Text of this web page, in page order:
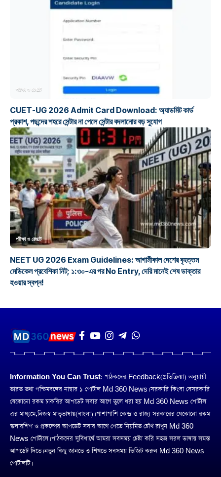
পরীক্ষা ও রেজাল্ট
CUET-UG 2026 Admit Card Download: অ্যাডমিট কার্ড
প্রকাশ, পছন্দের শহরে সেন্টার না পেলে সেন্টার বদলানোর বড় সুযোগ
পরীক্ষা ও রেজাল্ট
NEET UG 2026 Exam Guidelines: আগামীকাল দেশের বৃহত্তম
মেডিকেল প্রবেশিকা নিট; ১:৩০-এর পর No Entry, দেরি মানেই শেষ ডাক্তার
হওয়ার স্বপ্ন!
Information You Can Trust: পাঠকদের Feedback(প্রতিক্রিয়া) অনুয়ায়ী
ভারত তথা পশ্চিমবঙ্গের নাম্বার ১ পোর্টাল Md 360 News। সরকারি কিংবা বেসরকারি
যেকোনো রকম চাকরির আপডেট সবার আগে তুলে ধরা হয় Md 360 News পোর্টাল
এর মাধ্যমে,নিজস্ব মাতৃভাষায়(বাংলা)। পাশাপাশি কেন্দ্র ও রাজ্য সরকারের যেকোনো রকম
স্কলারশিপ ও প্রকল্পের আপডেট সবার আগে পেতে নিয়মিত চোঁখ রাখুন Md 360
News পোর্টালে। পাঠকদের সুবিধার্থে আমরা সবসময় চেষ্টা করি সহজ সরল ভাষায় সমস্ত
আপডেট দিতে। নতুন কিছু জানতে ও শিখতে সবসময় ভিজিট করুন Md 360 News
পোর্টালটি।